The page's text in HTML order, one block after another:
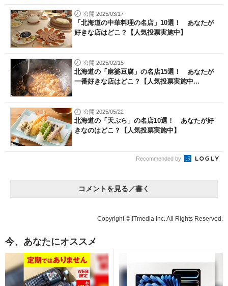
公開 2025/03/17
「北海道の中華料理の名店」10選！ あなたが
好きな店はどこ？【人気投票実施中】
公開 2025/02/15
北海道の「麻婆豆腐」の名店15選！ あなたが
一番好きな店はどこ？【人気投票実施中...
公開 2025/05/22
北海道の「天ぷら」の名店10選！ あなたが好
きなのはどこ？【人気投票実施中】
Recommended by
コメントを見る／書く
Copyright © ITmedia Inc. All Rights Reserved.
今、あなたにオススメ